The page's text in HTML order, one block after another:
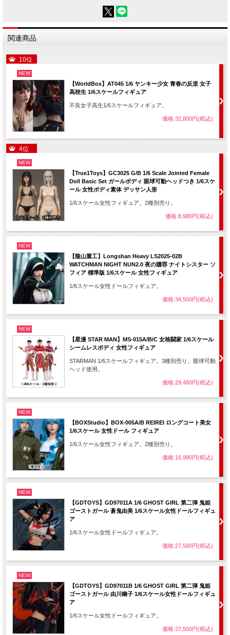
関連商品
10位
NEW
【WorldBox】AT045 1/6 ヤンキー少女 青春の反逆 女子
高校生 1/6スケールフィギュア
不良女子高生1/6スケールフィギュア。
価格:32,800円(税込)
4位
NEW
【True1Toys】GC3025 G/B 1/6 Scale Jointed Female
Doll Basic Set ガールボディ 眼球可動ヘッドつき 1/6スケ
ール 女性ボディ素体 デッサン人形
1/6スケール女性フィギュア。2種別売り。
価格:8,980円(税込)
NEW
【龍山重工】Longshan Heavy LS2025-02B
WATCHMAN NIGHT NUN2.0 夜の贖罪 ナイトシスター ソ
フィア 標準版 1/6スケール 女性フィギュア
1/6スケール女性ドールフィギュア。
価格:34,500円(税込)
NEW
【星漫 STAR MAN】MS-015A/B/C 女格闘家 1/6スケール
シームレスボディ 女性フィギュア
STARMAN 1/6スケールフィギュア。3種別売り。眼球可動
ヘッド使用。
価格:29,480円(税込)
NEW
【BOXStudio】BOX-005A/B REIREI ロングコート美女
1/6スケール 女性ドール フィギュア
1/6スケール女性フィギュア。2種別売り。
価格:16,980円(税込)
NEW
【GDTOYS】GD97011A 1/6 GHOST GIRL 第二弾 鬼姫
ゴーストガール 蒼鬼由美 1/6スケール女性ドールフィギュ
ア
1/6スケール女性ドールフィギュア。
価格:27,500円(税込)
NEW
【GDTOYS】GD97011B 1/6 GHOST GIRL 第二弾 鬼姫
ゴーストガール 由川幽子 1/6スケール女性ドールフィギュ
ア
1/6スケール女性ドールフィギュア。
価格:27,500円(税込)